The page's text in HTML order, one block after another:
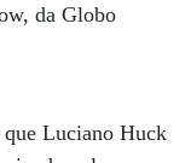
da Globo
Luciano Huck